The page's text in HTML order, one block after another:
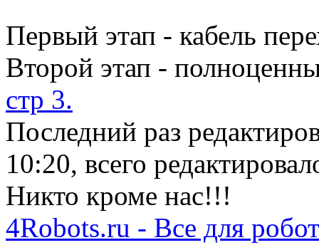
Первый этап - кабель
Второй этап -
стр 3.
Последний раз
10:20, всего
Никто кроме нас!!!
4Robots.ru - Все для